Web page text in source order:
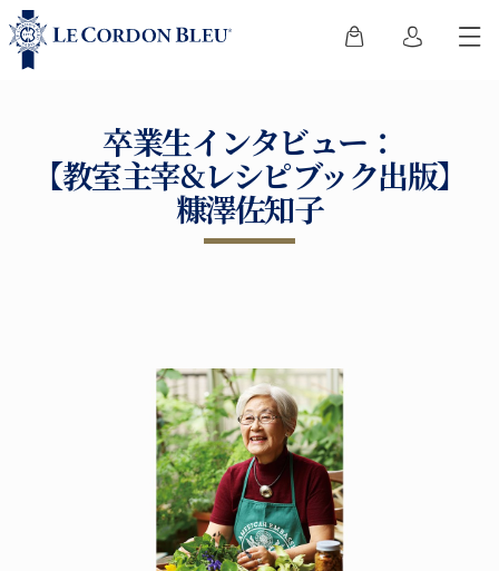
卒業生インタビュー：
【教室主宰&レシピブック出版】
糠澤佐知子